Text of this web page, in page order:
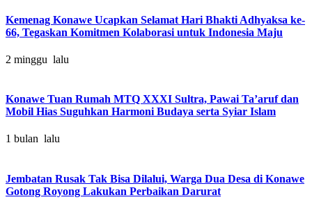
Kemenag Konawe Ucapkan Selamat Hari Bhakti Adhyaksa ke-
66, Tegaskan Komitmen Kolaborasi untuk Indonesia Maju
2 minggu lalu
Konawe Tuan Rumah MTQ XXXI Sultra, Pawai Ta’aruf dan
Mobil Hias Suguhkan Harmoni Budaya serta Syiar Islam
1 bulan lalu
Jembatan Rusak Tak Bisa Dilalui, Warga Dua Desa di Konawe
Gotong Royong Lakukan Perbaikan Darurat